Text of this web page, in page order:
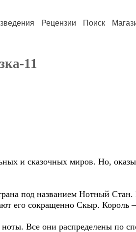
Рецензии Поиск
11
и сказочных миров. Но,
под названием Нотный
его сокращенно Скыр. Король
ноты. Все они распределены по